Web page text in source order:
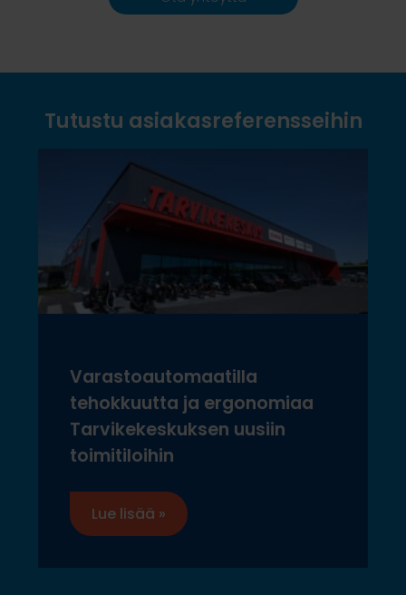
Tutustu asiakasreferensseihin
Varastoautomaatilla
tehokkuutta ja ergonomiaa
Tarvikekeskuksen uusiin
toimitiloihin
Lue lisää »